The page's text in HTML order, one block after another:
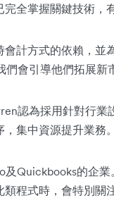
全掌握關鍵技術，
會計方式的依賴，
會引導他們拓展新
認為採用針對行
集中資源提升業務。
及Quickbooks的企
程式時，會特別關